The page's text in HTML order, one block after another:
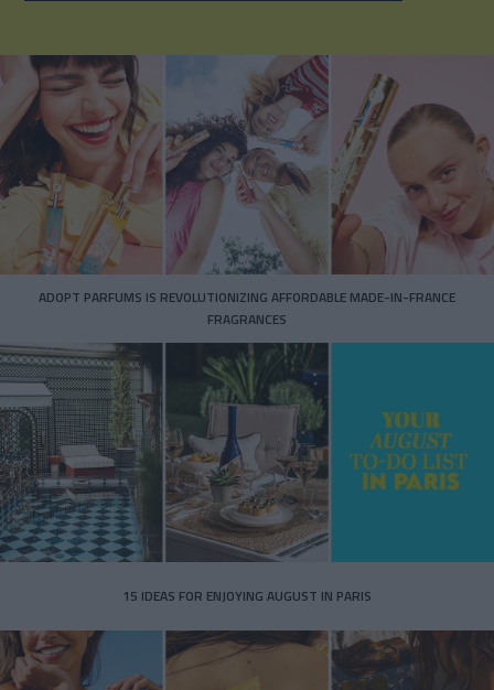
ADOPT PARFUMS IS REVOLUTIONIZING AFFORDABLE MADE-IN-FRANCE
FRAGRANCES
15 IDEAS FOR ENJOYING AUGUST IN PARIS